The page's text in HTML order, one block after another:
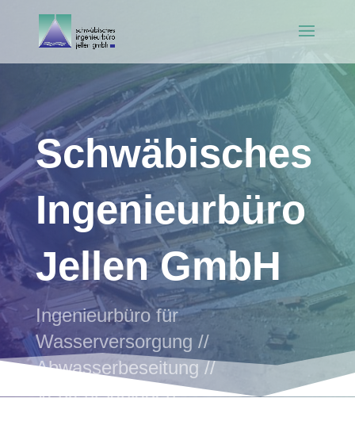
Schwäbisches
Ingenieurbüro
Jellen GmbH
Ingenieur­­büro für
Wasserversorgung //
Abwasserbeseitung //
Verkehrsanlagen